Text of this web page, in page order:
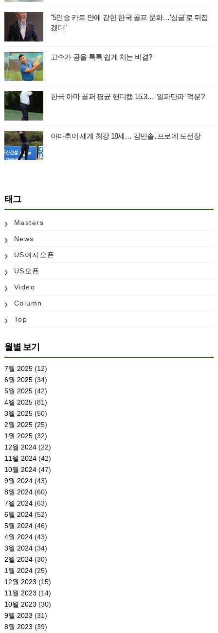
"5인승 카트 안에 갇힌 한국 골프 문화…'싱글'로 뒤집
겠다"
고수가 공을 툭툭 쉽게 치는 비결?
한국 아마 골퍼 평균 핸디캡 15.3… '일파만파' 덕분?
아마추어 세계 최강 18세… 김민솔, 프로에 도전장
태그
Masters
News
US여자오픈
US오픈
Video
Column
Top
월별 보기
7월 2025(12)
6월 2025(34)
5월 2025(42)
4월 2025(81)
3월 2025(50)
2월 2025(25)
1월 2025(32)
12월 2024(22)
11월 2024(42)
10월 2024(47)
9월 2024(43)
8월 2024(60)
7월 2024(63)
6월 2024(52)
5월 2024(46)
4월 2024(43)
3월 2024(34)
2월 2024(30)
1월 2024(25)
12월 2023 (15)
11월 2023 (14)
10월 2023 (30)
9월 2023 (31)
8월 2023 (39)